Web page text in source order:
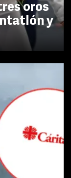
oros
y